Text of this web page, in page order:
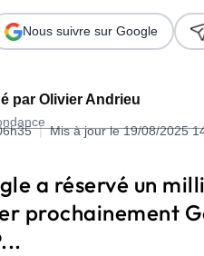
l'Ebook
2026
par Olivier Andrieu
| Mis à jour le 19/08/2025
Nous suivre sur Google
a réservé un
prochainement